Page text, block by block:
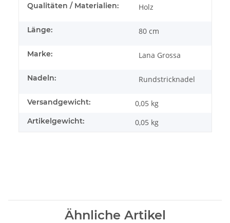
Produkteigenschaft
Wert
Qualitäten / Materialien: Holz
Länge: 80 cm
Marke: Lana Grossa
Nadeln: Rundstricknadel
Versandgewicht: 0,05 kg
Artikelgewicht: 0,05 kg
Ähnliche Artikel